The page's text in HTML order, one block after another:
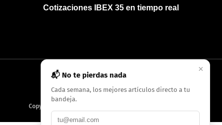
Cotizaciones IBEX 35 en tiempo real
INICIO QUIÉNES SOMOS POLÍTICA DE PRIVACIDAD
Copyright
×
📬 No te pierdas nada
Cada semana, los mejores artículos directo a tu
bandeja.